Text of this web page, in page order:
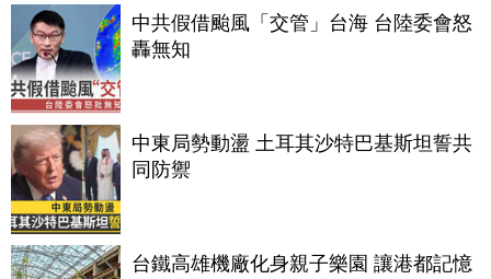
中共假借颱風「交管」台海 台陸委會怒
轟無知
中東局勢動盪 土耳其沙特巴基斯坦誓共
同防禦
台鐵高雄機廠化身親子樂園 讓港都記憶